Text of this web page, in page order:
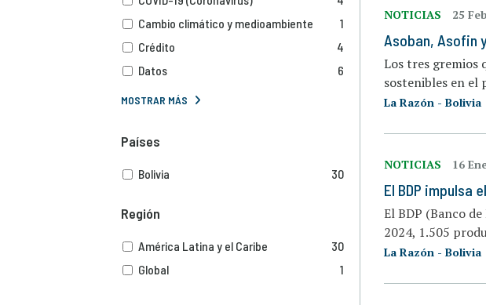
NOTICIAS 25
Asoban, Asofin
Los tres gremios
sostenibles en el
La Razón - Bolivia
NOTICIAS 16
El BDP impulsa
El BDP (Banco
2024, 1.505
La Razón - Bolivia
Cambio climático y medioambiente
1
Crédito
4
Datos
6
MOSTRAR MÁS
Países
Bolivia 30
Región
América Latina y el Caribe
30
Global
1